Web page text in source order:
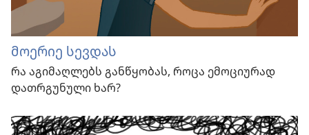
მოერიე სევდას
რა აგიმაღლებს განწყობას, როცა ემოციურად
დათრგუნული ხარ?